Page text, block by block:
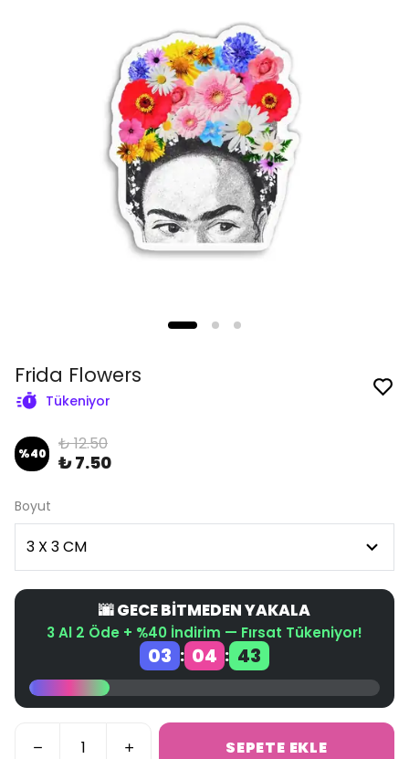
Frida Flowers
Tükeniyor
%40 ₺ 12.50
₺ 7.50
Boyut
🌆 GECE BİTMEDEN YAKALA
3 Al 2 Öde + %40 İndirim — Fırsat Tükeniyor!
03 : 04 : 43
SEPETE EKLE